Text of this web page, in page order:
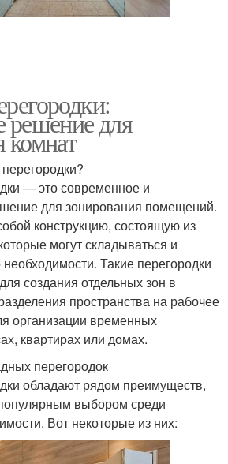
решение для
комнат
— это современное и
для зонирования помещений.
конструкцию, состоящую из
могут складываться и
Такие перегородки
создания отдельных зон в
пространства на рабочее
организации временных
квартирах или домах.
перегородок
обладают рядом преимуществ,
выбором среди
Вот некоторые из них: